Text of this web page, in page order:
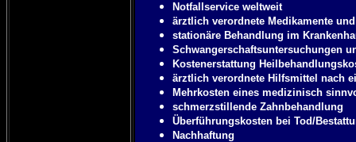
Notfallservice weltweit
ärztlich verordnete Medikamente
stationäre Behandlung im
Schwangerschaftsuntersuchungen
Kostenerstattung
ärztlich verordnete Hilfsmittel nach
Mehrkosten eines medizinisch
schmerzstillende Zahnbehandlung
Überführungskosten bei Tod/
Nachhaftung